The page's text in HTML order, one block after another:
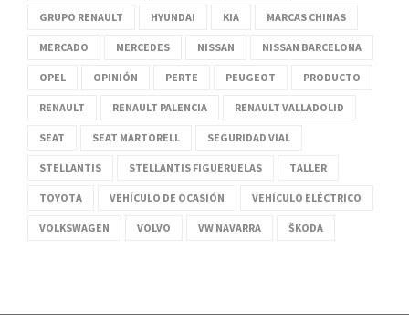
GRUPO RENAULT HYUNDAI KIA MARCAS CHINAS
MERCADO MERCEDES NISSAN NISSAN BARCELONA
OPEL OPINIÓN PERTE PEUGEOT PRODUCTO
RENAULT RENAULT PALENCIA RENAULT VALLADOLID
SEAT SEAT MARTORELL SEGURIDAD VIAL
STELLANTIS STELLANTIS FIGUERUELAS TALLER
TOYOTA VEHÍCULO DE OCASIÓN VEHÍCULO ELÉCTRICO
VOLKSWAGEN VOLVO VW NAVARRA ŠKODA